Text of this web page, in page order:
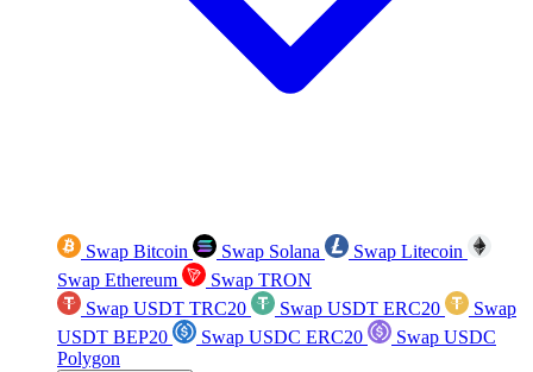
Swap Bitcoin Swap Solana
Swap Litecoin
Swap Ethereum
Swap TRON
Swap USDT TRC20
Swap USDT ERC20
Swap
USDT BEP20
Swap USDC ERC20
Swap USDC
Polygon